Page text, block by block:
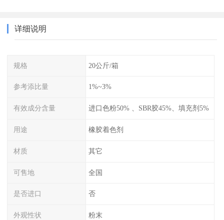
详细说明
规格 20公斤/箱
参考添比量 1%~3%
有效成分含量 进口色粉50% 、SBR胶45%、填充剂5%
用途 橡胶着色剂
材质 其它
可售地 全国
是否进口 否
外观性状 粉末